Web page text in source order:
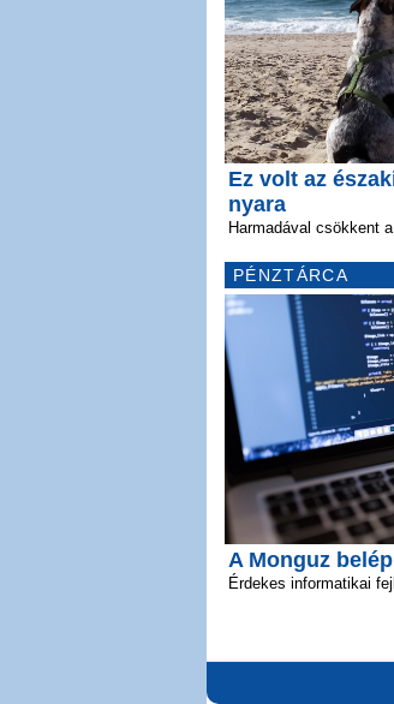
Ez volt az
nyara
Harmadával csökkent
PÉNZTÁRCA
A Monguz
Érdekes informatikai